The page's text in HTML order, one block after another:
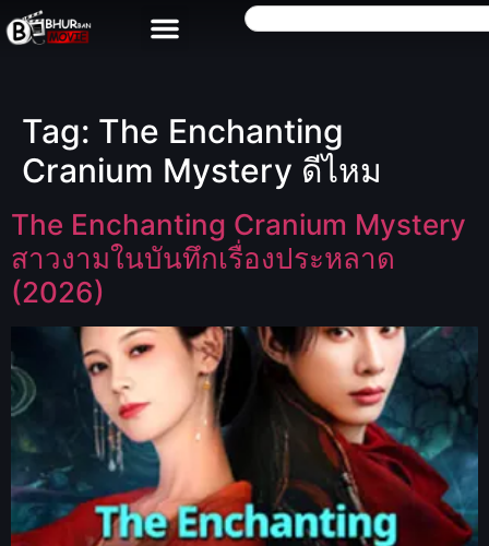
Tag: The Enchanting
Cranium Mystery ดีไหม
The Enchanting Cranium Mystery
สาวงามในบันทึกเรื่องประหลาด
(2026)